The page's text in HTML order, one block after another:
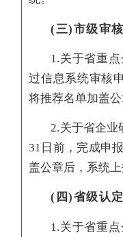
(三)市级审核
1.关于省重
过信息系统审核
将推荐名单加盖
2.关于省企业
31日前，完成申
盖公章后，系统上
(四)省级认定
1.关于省重